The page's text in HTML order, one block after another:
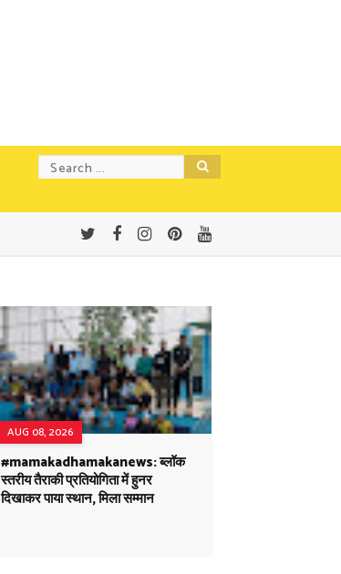
AUG 08, 2026
#mamakadhamakanews: ब्लॉक
स्तरीय तैराकी प्रतियोगिता में हुनर
दिखाकर पाया स्थान, मिला सम्मान